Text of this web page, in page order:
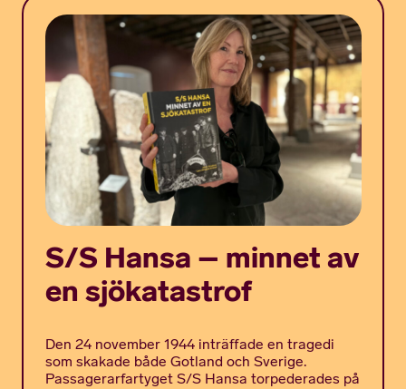
S/S Hansa – minnet av
en sjökatastrof
Den 24 november 1944 inträffade en tragedi
som skakade både Gotland och Sverige.
Passagerarfartyget S/S Hansa torpederades på